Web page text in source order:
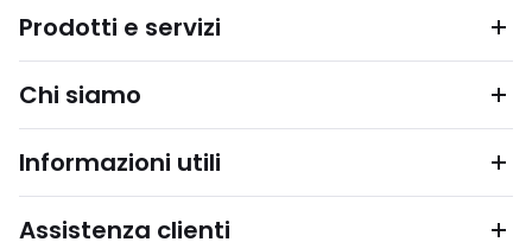
Prodotti e servizi
Chi siamo
Informazioni utili
Assistenza clienti